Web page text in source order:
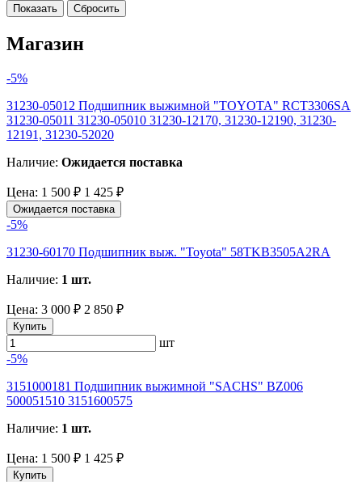
Магазин
-5%
31230-05012 Подшипник выжимной "TOYOTA" RCT3306SA
31230-05011 31230-05010 31230-12170, 31230-12190, 31230-
12191, 31230-52020
Наличие: Ожидается поставка
Цена: 1 500 ₽ 1 425 ₽
Ожидается поставка
-5%
31230-60170 Подшипник выж. "Toyota" 58TKB3505A2RA
Наличие: 1 шт.
Цена: 3 000 ₽ 2 850 ₽
Купить
шт
-5%
3151000181 Подшипник выжимной "SACHS" BZ006
500051510 3151600575
Наличие: 1 шт.
Цена: 1 500 ₽ 1 425 ₽
Купить